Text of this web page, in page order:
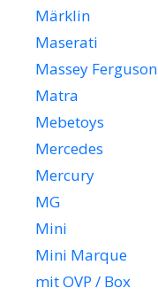
Märklin
Maserati
Massey Ferguson
Matra
Mebetoys
Mercedes
Mercury
MG
Mini
Mini Marque
mit OVP / Box